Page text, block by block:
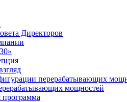
Директоров
перерабатывающих
мощностей
программа